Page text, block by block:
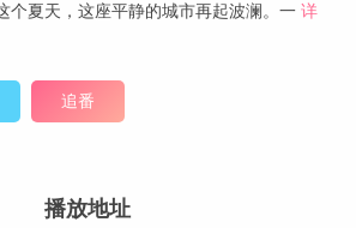
个夏天，这座平静的城市再起波澜。一 详
追番
播放地址